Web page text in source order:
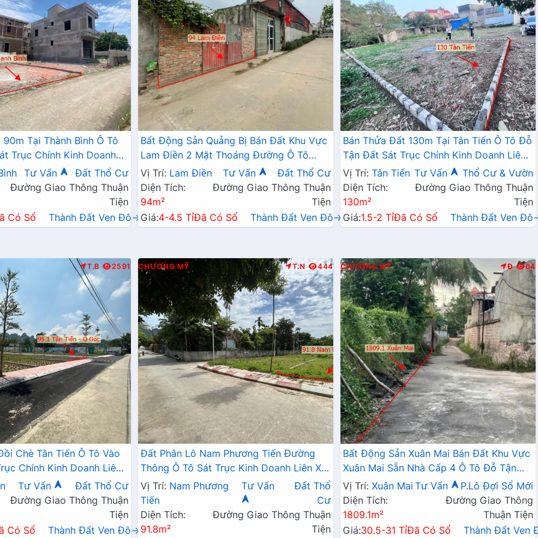
Tại Thành Bình Ô Tô
Trục Chính Kinh Doanh
Tư Vấn
Đất Thổ Cư
Đường Giao Thông Thuận
Tiện
Có Sổ Thành Đất Ven Đô→
Bất Động Sản Quảng Bị Bán Đất Khu Vực
Lam Điền 2 Mặt Thoáng Đường Ô Tô
Tránh Sát Trục Chính Kinh Doanh Liên Xã
Vị Trí: Lam Điền Tư Vấn
Đất Thổ Cư
Diện Tích:
94m²
Đường Giao Thông Thuận
Tiện
Giá:4-4.5 TỉĐã Có Sổ Thành Đất Ven Đô→
Bán Thửa Đất 130m Tại Tân Tiến Ô Tô Đỗ
Tận Đất Sát Trục Chính Kinh Doanh Liên
Xã
Vị Trí: Tân Tiến Tư Vấn
Thổ Cư & Vườn
Diện Tích:
130m²
Đường Giao Thông Thuận
Tiện
Giá:1.5-2 TỉĐã Có Sổ Thành Đất Ven
T.B 2591
Chè Tân Tiến Ô Tô Vào
Chính Kinh Doanh Liên
Tư Vấn
Đất Thổ Cư
Đường Giao Thông Thuận
Tiện
Có Sổ Thành Đất Ven Đô→
CHƯƠNG MỸ T.N 444
Đất Phân Lô Nam Phương Tiến Đường
Thông Ô Tô Sát Trục Kinh Doanh Liên Xã
Ngay Gần QL21A
Vị Trí: Nam Phương
Tiến
Tư Vấn
Đất Thổ
Cư
Diện Tích:
91.8m²
Đường Giao Thông Thuận
Tiện
CHƯƠNG MỸ Đ 64
Bất Động Sản Xuân Mai Bán Đất Khu Vực
Xuân Mai Sẵn Nhà Cấp 4 Ô Tô Đỗ Tận
Đất Làn 2 Đường QL6A
Vị Trí: Xuân Mai Tư Vấn
P.Lô Đợi Sổ Mới
Diện Tích:
1809.1m²
Đường Giao Thông
Thuận Tiện
Giá:30.5-31 TỉĐã Có Sổ Thành Đất Ven